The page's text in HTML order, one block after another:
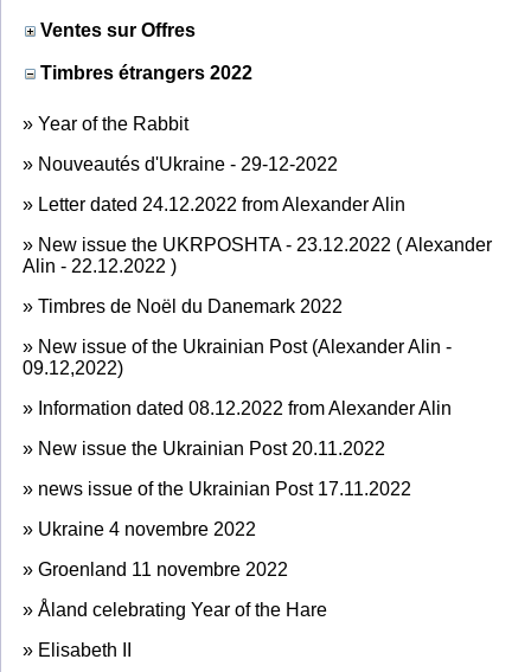
Ventes sur Offres
Timbres étrangers 2022
» Year of the Rabbit
» Nouveautés d'Ukraine - 29-12-2022
» Letter dated 24.12.2022 from Alexander Alin
» New issue the UKRPOSHTA - 23.12.2022 ( Alexander
Alin - 22.12.2022 )
» Timbres de Noël du Danemark 2022
» New issue of the Ukrainian Post (Alexander Alin -
09.12,2022)
» Information dated 08.12.2022 from Alexander Alin
» New issue the Ukrainian Post 20.11.2022
» news issue of the Ukrainian Post 17.11.2022
» Ukraine 4 novembre 2022
» Groenland 11 novembre 2022
» Åland celebrating Year of the Hare
» Elisabeth II